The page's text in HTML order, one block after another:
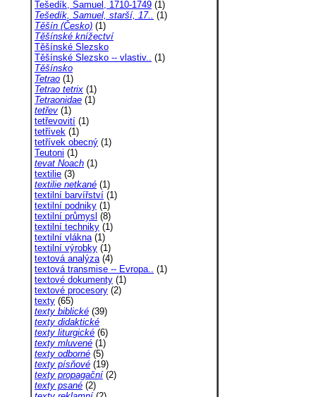
Tešedík, Samuel, 1710-1749 (1)
Tešedík, Samuel, starší, 17.. (1)
Těšín (Česko) (1)
Těšínské knížectví
Těšínské Slezsko
Těšínské Slezsko -- vlastiv.. (1)
Těšínsko
Tetrao (1)
Tetrao tetrix (1)
Tetraonidae (1)
tetřev (1)
tetřevovití (1)
tetřívek (1)
tetřívek obecný (1)
Teutoni (1)
tevat Noach (1)
textilie (3)
textilie netkané (1)
textilní barvířství (1)
textilní podniky (1)
textilní průmysl (8)
textilní techniky (1)
textilní vlákna(1)
textilní výrobky (1)
textová analýza(4)
textová transmise -- Evropa.. (1)
textové dokumenty (1)
textové procesory (2)
texty (65)
texty biblické (39)
texty didaktické
texty liturgické (6)
texty mluvené (1)
texty odborné (5)
texty písňové (19)
texty propagační(2)
texty psané (2)